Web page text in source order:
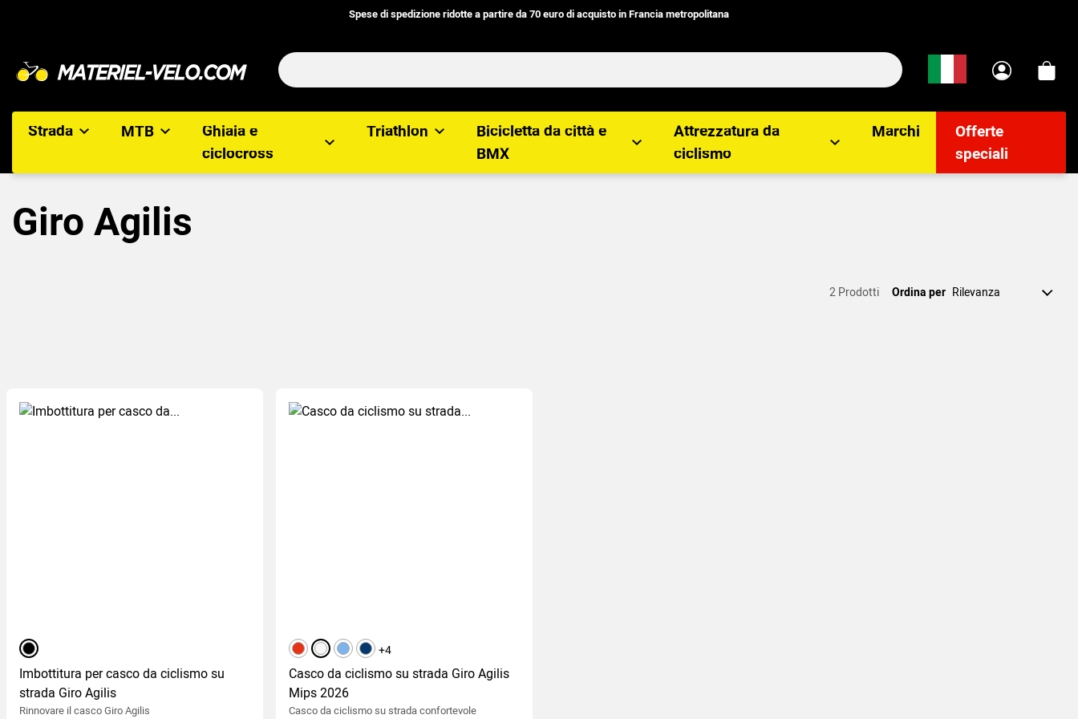
Spese di spedizione ridotte a partire da 70 euro di acquisto in Francia metropolitana
Strada MTB
Ghiaia e
ciclocross
Triathlon
Bicicletta da città e
BMX
Attrezzatura da
ciclismo
Marchi
Offerte
speciali
Giro Agilis
2 Prodotti Ordina per
Nero
Imbottitura per casco da ciclismo su
strada Giro Agilis
Rinnovare il casco Giro Agilis
rossobianco opaco
blu chiaro
blu scuro
+4
Casco da ciclismo su strada Giro Agilis
Mips 2026
Casco da ciclismo su strada confortevole